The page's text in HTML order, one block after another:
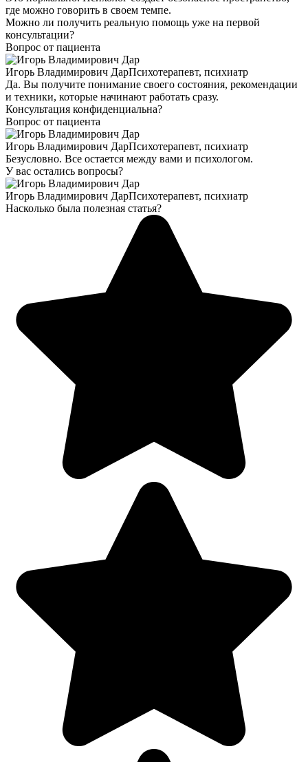
где можно говорить в своем темпе.
Можно ли получить реальную помощь уже на первой
консультации?
Вопрос от пациента
Игорь Владимирович ДарПсихотерапевт, психиатр
Да. Вы получите понимание своего состояния, рекомендации
и техники, которые начинают работать сразу.
Консультация конфиденциальна?
Вопрос от пациента
Игорь Владимирович ДарПсихотерапевт, психиатр
Безусловно. Все остается между вами и психологом.
У вас остались вопросы?
Игорь Владимирович ДарПсихотерапевт, психиатр
Насколько была полезная статья?